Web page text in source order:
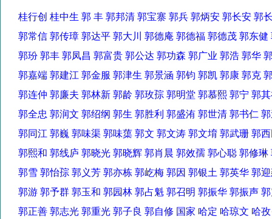
桂行创 桂中生 郭 丰 郭邦清 郭宝寨 郭兵 郭炳安 郭长安
郭常信 郭传璋 郭达平 郭大川 郭德庵 郭德福 郭德茂 郭东
郭玢 郭丰 郭凤昌 郭富贵 郭公达 郭功森 郭广业 郭浩 郭华
郭嘉端 郭建江 郭金服 郭津生 郭景涵 郭钧 郭凯 郭康 郭克
郭连仲 郭廉夫 郭林新 郭龄 郭玫孮 郭明堂 郭慕熙 郭宁 郭
郭全忠 郭润文 郭绍纲 郭生 郭胜利 郭盛洧 郭世清 郭书仁
郭同江 郭巍 郭味渠 郭味蕖 郭文 郭文涛 郭文堉 郭武珊 郭
郭熙和 郭线庐 郭晓光 郭晓辉 郭肖晨 郭效孺 郭心聪 郭修
郭雪 郭怡孮 郭义芳 郭亦栋 郭屹梅 郭因 郭银土 郭英华 郭
郭游 郭予群 郭玉和 郭园林 郭占魁 郭召明 郭振华 郭振声
郭正善 郭志光 郭重光 郭子良 郭自修 国家 哈定 哈琼文 哈